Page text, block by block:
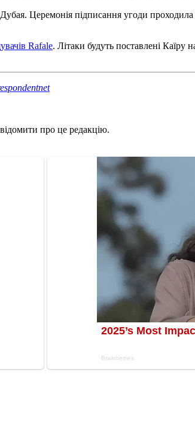
Церемонія підписання угоди
Rafale. Літаки будуть поставлені
про це редакцію.